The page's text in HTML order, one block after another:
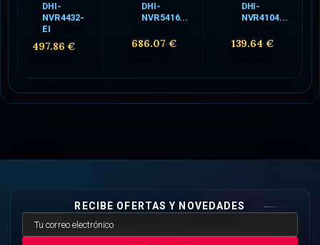
DHI-
NVR4432-
EI
497.86 €
DHI-
NVR5416...
686.07 €
DHI-
NVR4104...
139.64 €
RECIBE OFERTAS Y NOVEDADES